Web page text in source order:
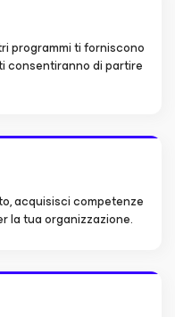
programmi ti forniscono
consentiranno di partire
acquisisci competenze
la tua organizzazione.